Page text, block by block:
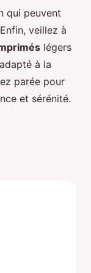
qui peuvent
veillez à
légers
à la
parée pour
et sérénité.